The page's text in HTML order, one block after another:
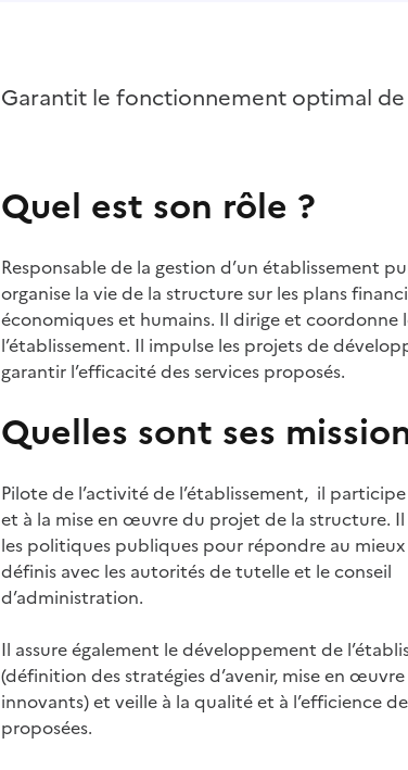
Garantit le fonctionnement optimal de
Quel est son rôle ?
Responsable de la gestion d’un établissement
organise la vie de la structure sur les plans
économiques et humains. Il dirige et coordonne
l’établissement. Il impulse les projets de
garantir l’efficacité des services proposés.
Quelles sont ses
Pilote de l’activité de l’établissement, il
et à la mise en œuvre du projet de la structure.
les politiques publiques pour répondre au
définis avec les autorités de tutelle et le conseil
d’administration.
Il assure également le développement de
(définition des stratégies d’avenir, mise en
innovants) et veille à la qualité et à l’efficience
proposées.